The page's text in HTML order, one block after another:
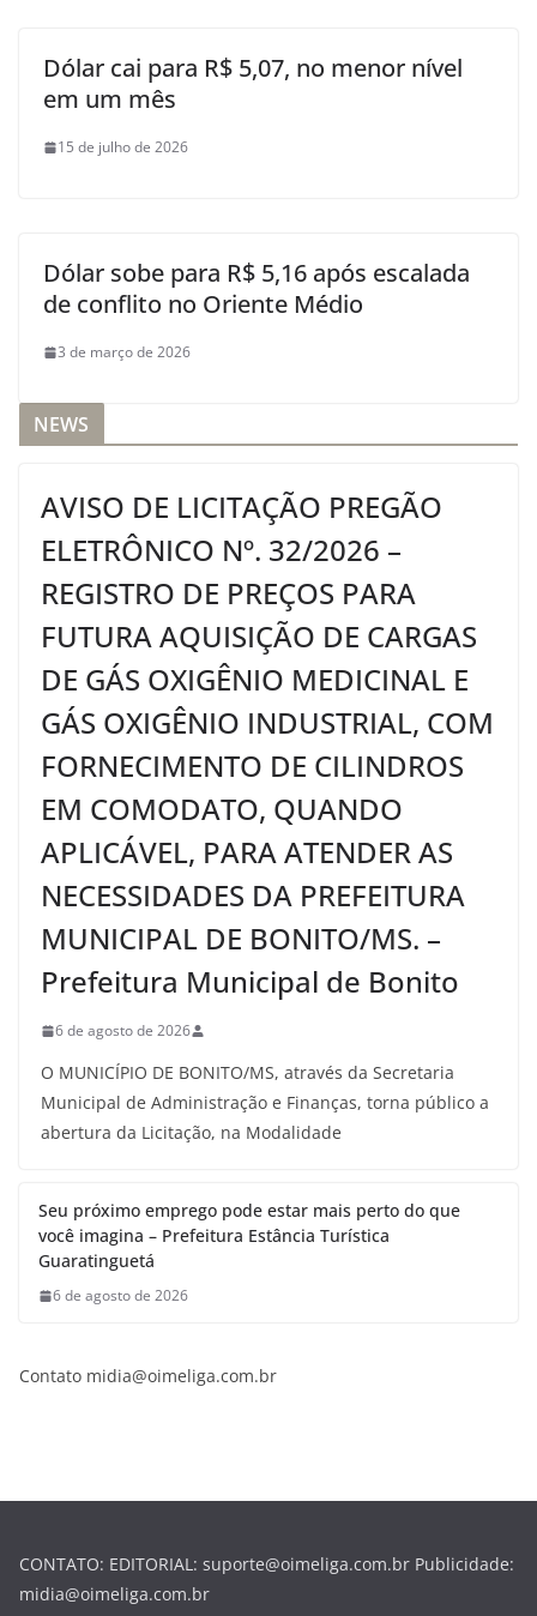
Dólar cai para R$ 5,07, no menor nível
em um mês
15 de julho de 2026
Dólar sobe para R$ 5,16 após escalada
de conflito no Oriente Médio
3 de março de 2026
NEWS
AVISO DE LICITAÇÃO PREGÃO
ELETRÔNICO Nº. 32/2026 –
REGISTRO DE PREÇOS PARA
FUTURA AQUISIÇÃO DE CARGAS
DE GÁS OXIGÊNIO MEDICINAL E
GÁS OXIGÊNIO INDUSTRIAL, COM
FORNECIMENTO DE CILINDROS
EM COMODATO, QUANDO
APLICÁVEL, PARA ATENDER AS
NECESSIDADES DA PREFEITURA
MUNICIPAL DE BONITO/MS. –
Prefeitura Municipal de Bonito
6 de agosto de 2026
O MUNICÍPIO DE BONITO/MS, através da Secretaria
Municipal de Administração e Finanças, torna público a
abertura da Licitação, na Modalidade
Seu próximo emprego pode estar mais perto do que
você imagina – Prefeitura Estância Turística
Guaratinguetá
6 de agosto de 2026
Contato midia@oimeliga.com.br
CONTATO: EDITORIAL: suporte@oimeliga.com.br Publicidade:
midia@oimeliga.com.br